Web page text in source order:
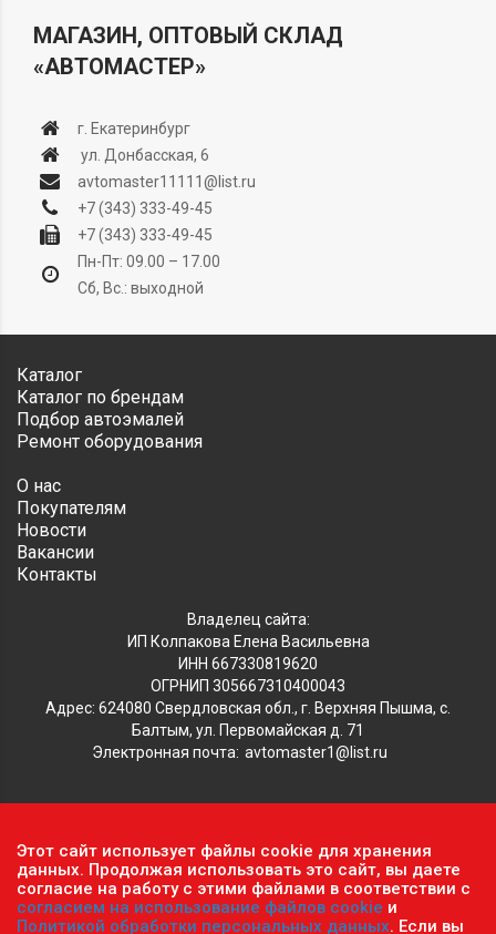
МАГАЗИН, ОПТОВЫЙ СКЛАД
«АВТОМАСТЕР»
г. Екатеринбург
ул. Донбасская, 6
avtomaster11111@list.ru
+7 (343) 333-49-45
+7 (343) 333-49-45
Пн-Пт: 09.00 – 17.00
Сб, Вс.: выходной
Каталог
Каталог по брендам
Подбор автоэмалей
Ремонт оборудования
О нас
Покупателям
Новости
Вакансии
Контакты
Владелец сайта:
ИП Колпакова Елена Васильевна
ИНН 667330819620
ОГРНИП 305667310400043
Адрес: 624080 Свердловская обл., г. Верхняя Пышма, с.
Балтым, ул. Первомайская д. 71
Электронная почта: avtomaster1@list.ru
Обратите внимание, что данный сайт носит исключительно
информационный характер и ни при каких условиях не
является публичной офертой, определяемой положениями ч.2
ст. 437 Гражданского кодекса РФ.Политика
Этот сайт использует файлы cookie для хранения
данных. Продолжая использовать это сайт, вы даете
согласие на работу с этими файлами в соответствии с
согласием на использование файлов cookie и
Политикой обработки персональных данных. Если вы